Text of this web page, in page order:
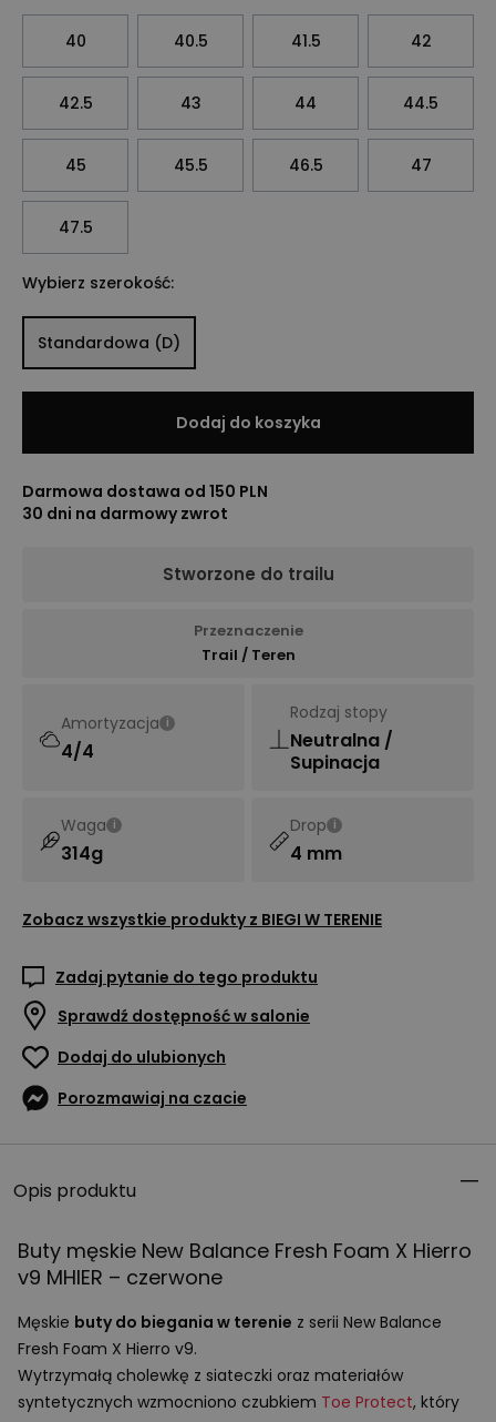
40 40.5 41.5 42
42.5 43 44 44.5
45 45.5 46.5 47
47.5
Wybierz szerokość:
Standardowa (D)
Dodaj do koszyka
Darmowa dostawa od 150 PLN
30 dni na darmowy zwrot
Stworzone do trailu
Przeznaczenie
Trail / Teren
Amortyzacja i
4/4
Rodzaj stopy
Neutralna /
Supinacja
Waga i
314g
Drop i
4 mm
Zobacz wszystkie produkty z BIEGI W TERENIE
Zadaj pytanie do tego produktu
Sprawdź dostępność w salonie
Dodaj do ulubionych
Porozmawiaj na czacie
Opis produktu
Buty męskie New Balance Fresh Foam X Hierro
v9 MHIER – czerwone
Męskie buty do biegania w terenie z serii New Balance
Fresh Foam X Hierro v9.
Wytrzymałą cholewkę z siateczki oraz materiałów
syntetycznych wzmocniono czubkiem Toe Protect, który